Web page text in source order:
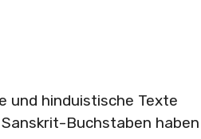
und hinduistische Texte
Buchstaben haben